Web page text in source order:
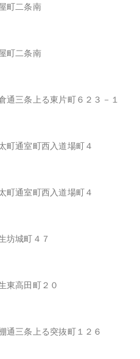
町二条南
町二条南
通三条上る東片町６２３－１
町通室町西入道場町４
町通室町西入道場町４
坊城町４７
東高田町２０
通三条上る突抜町１２６